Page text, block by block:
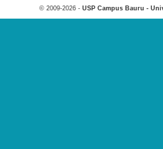
© 2009-2026 - USP Campus Bauru -